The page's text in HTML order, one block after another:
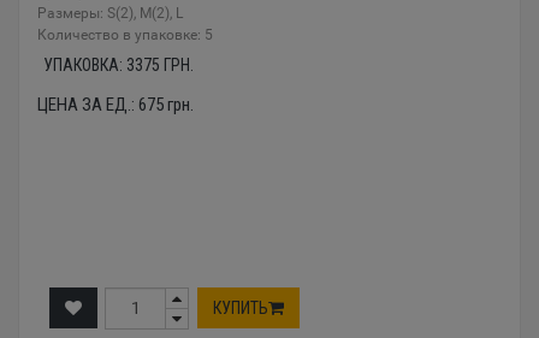
Размеры: S(2), M(2), L
Количество в упаковке: 5
УПАКОВКА: 3375 ГРН.
ЦЕНА ЗА ЕД.: 675грн.
КУПИТЬ